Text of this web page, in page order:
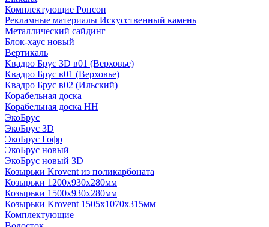
Комплектующие Ронсон
Рекламные материалы Искусственный камень
Металлический сайдинг
Блок-хаус новый
Вертикаль
Квадро Брус 3D в01 (Верховье)
Квадро Брус в01 (Верховье)
Квадро Брус в02 (Ильский)
Корабельная доска
Корабельная доска НН
ЭкоБрус
ЭкоБрус 3D
ЭкоБрус Гофр
ЭкоБрус новый
ЭкоБрус новый 3D
Козырьки Krovent из поликарбоната
Козырьки 1200х930х280мм
Козырьки 1500х930х280мм
Козырьки Krovent 1505х1070х315мм
Комплектующие